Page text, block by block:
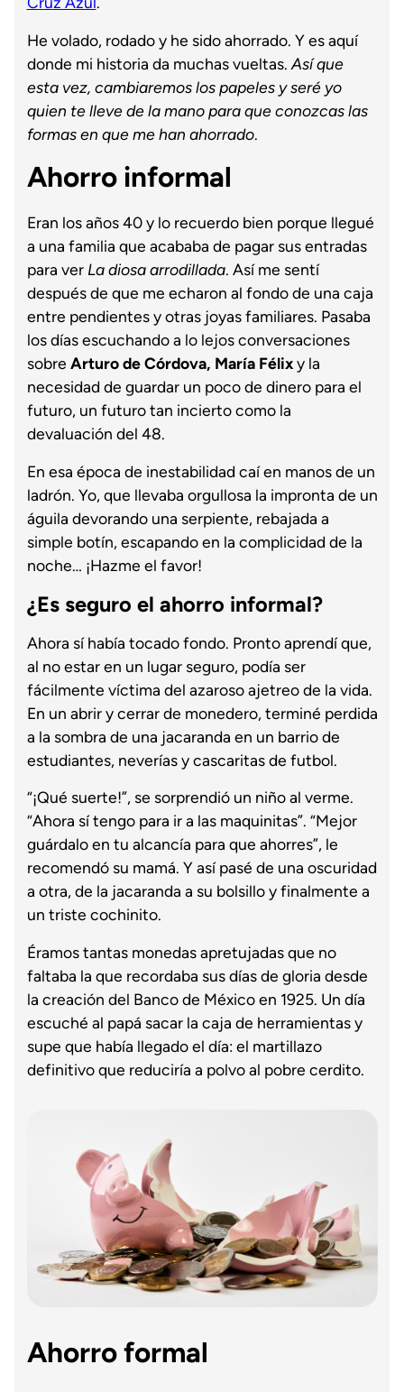
He volado, rodado y he sido ahorrado. Y es aquí
donde mi historia da muchas vueltas. Así que
esta vez, cambiaremos los papeles y seré yo
quien te lleve de la mano para que conozcas las
formas en que me han ahorrado.
Ahorro informal
Eran los años 40 y lo recuerdo bien porque llegué
a una familia que acababa de pagar sus entradas
para ver La diosa arrodillada. Así me sentí
después de que me echaron al fondo de una caja
entre pendientes y otras joyas familiares. Pasaba
los días escuchando a lo lejos conversaciones
sobre Arturo de Córdova, María Félixy la
necesidad de guardar un poco de dinero para el
futuro, un futuro tan incierto como la
devaluación del 48.
En esa época de inestabilidad caí en manos de un
ladrón. Yo, que llevaba orgullosa la impronta de un
águila devorando una serpiente, rebajada a
simple botín, escapando en la complicidad de la
noche… ¡Hazme el favor!
¿Es seguro el ahorro informal?
Ahora sí había tocado fondo. Pronto aprendí que,
al no estar en un lugar seguro, podía ser
fácilmente víctima del azaroso ajetreo de la vida.
En un abrir y cerrar de monedero, terminé perdida
a la sombra de una jacaranda en un barrio de
estudiantes, neverías y cascaritas de futbol.
“¡Qué suerte!”, se sorprendió un niño al verme.
“Ahora sí tengo para ir a las maquinitas”. “Mejor
guárdalo en tu alcancía para que ahorres”, le
recomendó su mamá. Y así pasé de una oscuridad
a otra, de la jacaranda a su bolsillo y finalmente a
un triste cochinito.
Éramos tantas monedas apretujadas que no
faltaba la que recordaba sus días de gloria desde
la creación del Banco de México en 1925. Un día
escuché al papá sacar la caja de herramientas y
supe que había llegado el día: el martillazo
definitivo que reduciría a polvo al pobre cerdito.
Ahorro formal